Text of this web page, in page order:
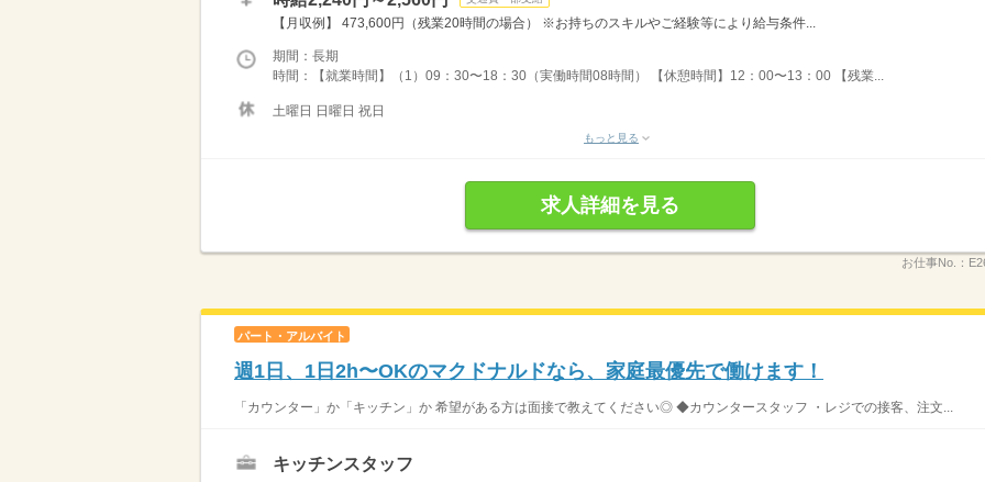
【月収例】 473,600円（残業20時間の場合） ※お持ちのスキルやご経験等により給与条件...
期間：長期
時間：【就業時間】（1）09：30〜18：30（実働時間08時間） 【休憩時間】12：00〜13：00 【残業...
土曜日 日曜日 祝日
もっと見る
求人詳細を見る
お仕事No.：
パート・アルバイト
週1日、1日2h〜OKのマクドナルドなら、家庭最優先で働けます！
「カウンター」か「キッチン」か 希望がある方は面接で教えてください◎ ◆カウンタースタッフ ・レジでの接客、注文...
キッチンスタッフ